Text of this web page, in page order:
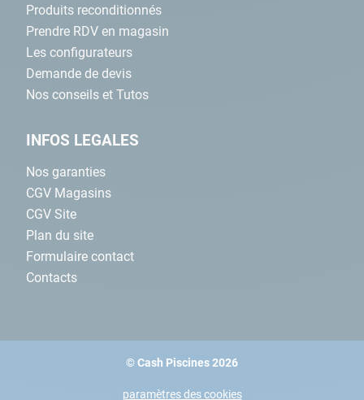
Produits reconditionnés
Prendre RDV en magasin
Les configurateurs
Demande de devis
Nos conseils et Tutos
INFOS LEGALES
Nos garanties
CGV Magasins
CGV Site
Plan du site
Formulaire contact
Contacts
© Cash Piscines 2026
paramètres des cookies